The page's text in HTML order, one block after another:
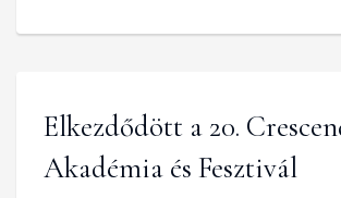
Elkezdődött a 20.
Akadémia és Fesztivál